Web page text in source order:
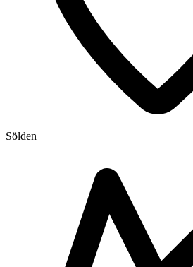
Sölden